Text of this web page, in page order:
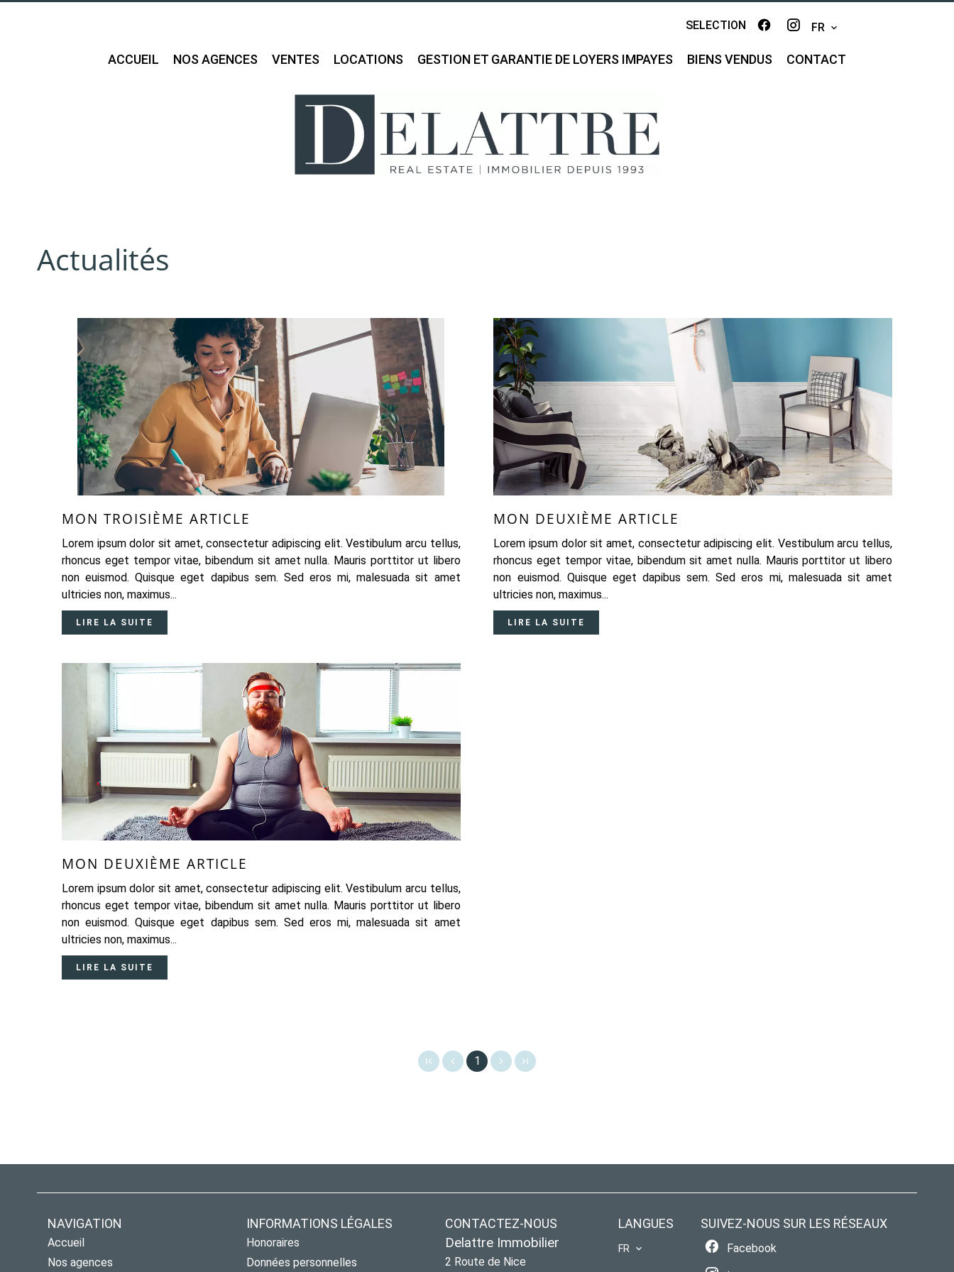
SELECTION FR
ACCUEIL NOS AGENCES VENTES LOCATIONS GESTION ET GARANTIE DE LOYERS IMPAYES BIENS VENDUS CONTACT
Actualités
MON TROISIÈME ARTICLE
Lorem ipsum dolor sit amet, consectetur adipiscing elit. Vestibulum arcu tellus,
rhoncus eget tempor vitae, bibendum sit amet nulla. Mauris porttitor ut libero
non euismod. Quisque eget dapibus sem. Sed eros mi, malesuada sit amet
ultricies non, maximus...
LIRE LA SUITE
MON DEUXIÈME ARTICLE
Lorem ipsum dolor sit amet, consectetur adipiscing elit. Vestibulum arcu tellus,
rhoncus eget tempor vitae, bibendum sit amet nulla. Mauris porttitor ut libero
non euismod. Quisque eget dapibus sem. Sed eros mi, malesuada sit amet
ultricies non, maximus...
LIRE LA SUITE
MON DEUXIÈME ARTICLE
Lorem ipsum dolor sit amet, consectetur adipiscing elit. Vestibulum arcu tellus,
rhoncus eget tempor vitae, bibendum sit amet nulla. Mauris porttitor ut libero
non euismod. Quisque eget dapibus sem. Sed eros mi, malesuada sit amet
ultricies non, maximus...
LIRE LA SUITE
1
NAVIGATION
Accueil
Nos agences
INFORMATIONS LÉGALES
Honoraires
Données personnelles
CONTACTEZ-NOUS
Delattre Immobilier
2 Route de Nice
LANGUES
FR
SUIVEZ-NOUS SUR LES RÉSEAUX
Facebook